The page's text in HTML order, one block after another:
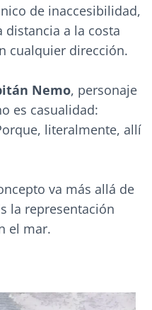
de inaccesibilidad,
a la costa
cualquier dirección.
Nemo, personaje
es casualidad:
literalmente, allí
va más allá de
la representación
el mar.